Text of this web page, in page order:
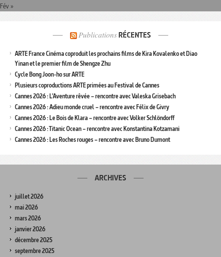
Fév »
Publications RÉCENTES
ARTE France Cinéma coproduit les prochains films de Kira Kovalenko et Diao
Yinan et le premier film de Shengze Zhu
Cycle Bong Joon-ho sur ARTE
Plusieurs coproductions ARTE primées au Festival de Cannes
Cannes 2026 : L’Aventure rêvée – rencontre avec Valeska Grisebach
Cannes 2026 : Adieu monde cruel – rencontre avec Félix de Givry
Cannes 2026 : Le Bois de Klara – rencontre avec Volker Schlöndorff
Cannes 2026 : Titanic Ocean – rencontre avec Konstantina Kotzamani
Cannes 2026 : Les Roches rouges – rencontre avec Bruno Dumont
ARCHIVES
juillet 2026
mai 2026
mars 2026
janvier 2026
décembre 2025
septembre 2025